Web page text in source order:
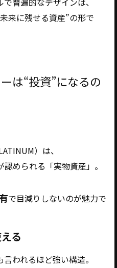
来に残せる資産”の形で
は“投資”になるの
）は、
められる「実物資産」。
で目減りしないのが魅力で
る
われるほど強い構造。